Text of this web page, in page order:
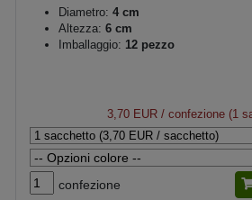
Diametro: 4 cm
Altezza: 6 cm
Imballaggio: 12 pezzo
3,70 EUR/ confezione (1
confezione